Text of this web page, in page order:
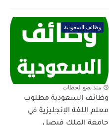
وظائف السعودية
منذ بضع لحظات
وظائف السعودية مطلوب
معلم اللغة الإنجليزية في
جامعة الملك فيصل